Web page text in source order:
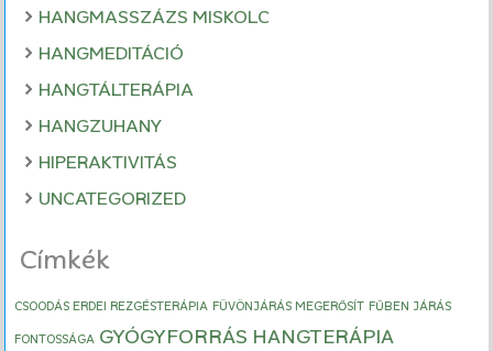
HANGMASSZÁZS MISKOLC
HANGMEDITÁCIÓ
HANGTÁLTERÁPIA
HANGZUHANY
HIPERAKTIVITÁS
UNCATEGORIZED
Címkék
CSOODÁS ERDEI REZGÉSTERÁPIA FÜVÖNJÁRÁS MEGERŐSÍT FŰBEN JÁRÁS
FONTOSSÁGA GYÓGYFORRÁS HANGTERÁPIA